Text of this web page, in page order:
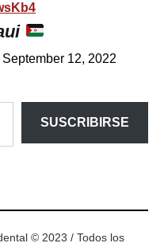
September 12, 2022
SUSCRIBIRSE
© 2023 / Todos los